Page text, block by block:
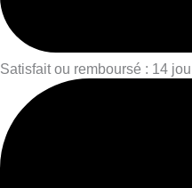
Satisfait ou remboursé : 14